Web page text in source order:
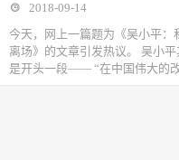
2018-09-14
今天，网上一篇题为《吴小平
离场》的文章引发热议。 吴小
是开头一段—— “在中国伟大的